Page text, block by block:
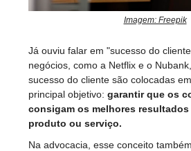
Imagem: Freepik
Já ouviu falar em "sucesso do
negócios, como a Netflix e o
sucesso do cliente são colocadas
principal objetivo: garantir que os
consigam os melhores resultados
produto ou serviço.
Na advocacia, esse conceito